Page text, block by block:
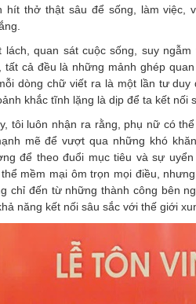
hít thở thật sâu để sống, làm việc,
lách, quan sát cuộc sống, suy
tất cả đều là những mảnh ghép
dòng chữ viết ra là một lần tư
khắc tĩnh lặng là dịp để ta kết nối
tôi luôn nhận ra rằng, phụ nữ có
mẽ để vượt qua những khó
để theo đuổi mục tiêu và sự
mềm mại ôm trọn mọi điều,
chỉ đến từ những thành công bên
năng kết nối sâu sắc với thế giới